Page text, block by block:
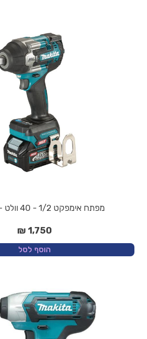
מפתח אימפקט 1/2 - 40 וולט - גוף בלבד
1,750 ₪
הוסף לסל